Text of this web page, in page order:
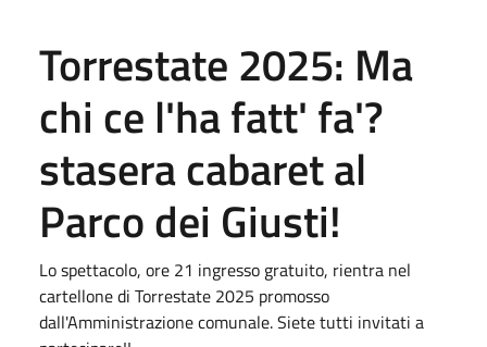
Torrestate 2025: Ma
chi ce l'ha fatt' fa'?
stasera cabaret al
Parco dei Giusti!
Lo spettacolo, ore 21 ingresso gratuito, rientra nel
cartellone di Torrestate 2025 promosso
dall'Amministrazione comunale. Siete tutti invitati a